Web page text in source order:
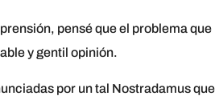
pensé que el problema que
y gentil opinión.
por un tal Nostradamus que